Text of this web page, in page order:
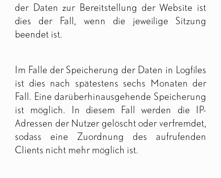
der Daten zur Bereitstellung der Website ist
dies der Fall, wenn die jeweilige Sitzung
beendet ist.
Im Falle der Speicherung der Daten in Logfiles
ist dies nach spätestens sechs Monaten der
Fall. Eine darüberhinausgehende Speicherung
ist möglich. In diesem Fall werden die IP-
Adressen der Nutzer gelöscht oder verfremdet,
sodass eine Zuordnung des aufrufenden
Clients nicht mehr möglich ist.